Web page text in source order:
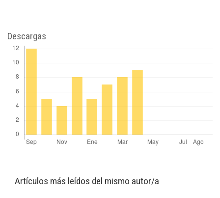
Descargas
Artículos más leídos del mismo autor/a